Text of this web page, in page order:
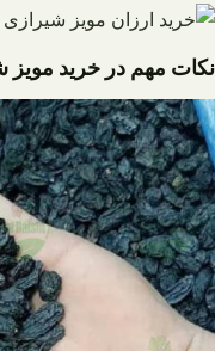
نکات مهم در خرید مویز